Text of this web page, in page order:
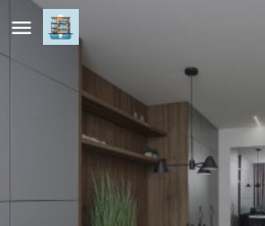
City Center Apartment in